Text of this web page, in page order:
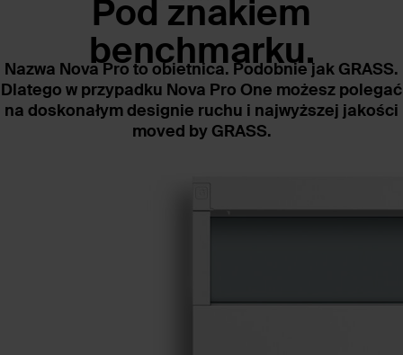
Pod znakiem
benchmarku.
Nazwa Nova Pro to obietnica. Podobnie jak GRASS.
Dlatego w przypadku Nova Pro One możesz polegać
na doskonałym designie ruchu i najwyższej jakości
moved by GRASS.